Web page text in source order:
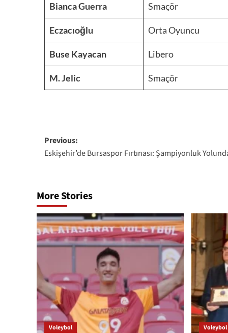
Bianca Guerra Smaçör
Eczacıoğlu Orta Oyuncu
Buse Kayacan Libero
M. Jelic Smaçör
Post
navigation
Previous:
Eskişehir’de Bursaspor Fırtınası: Şampiyonluk
More Stories
Voleybol Voleybol